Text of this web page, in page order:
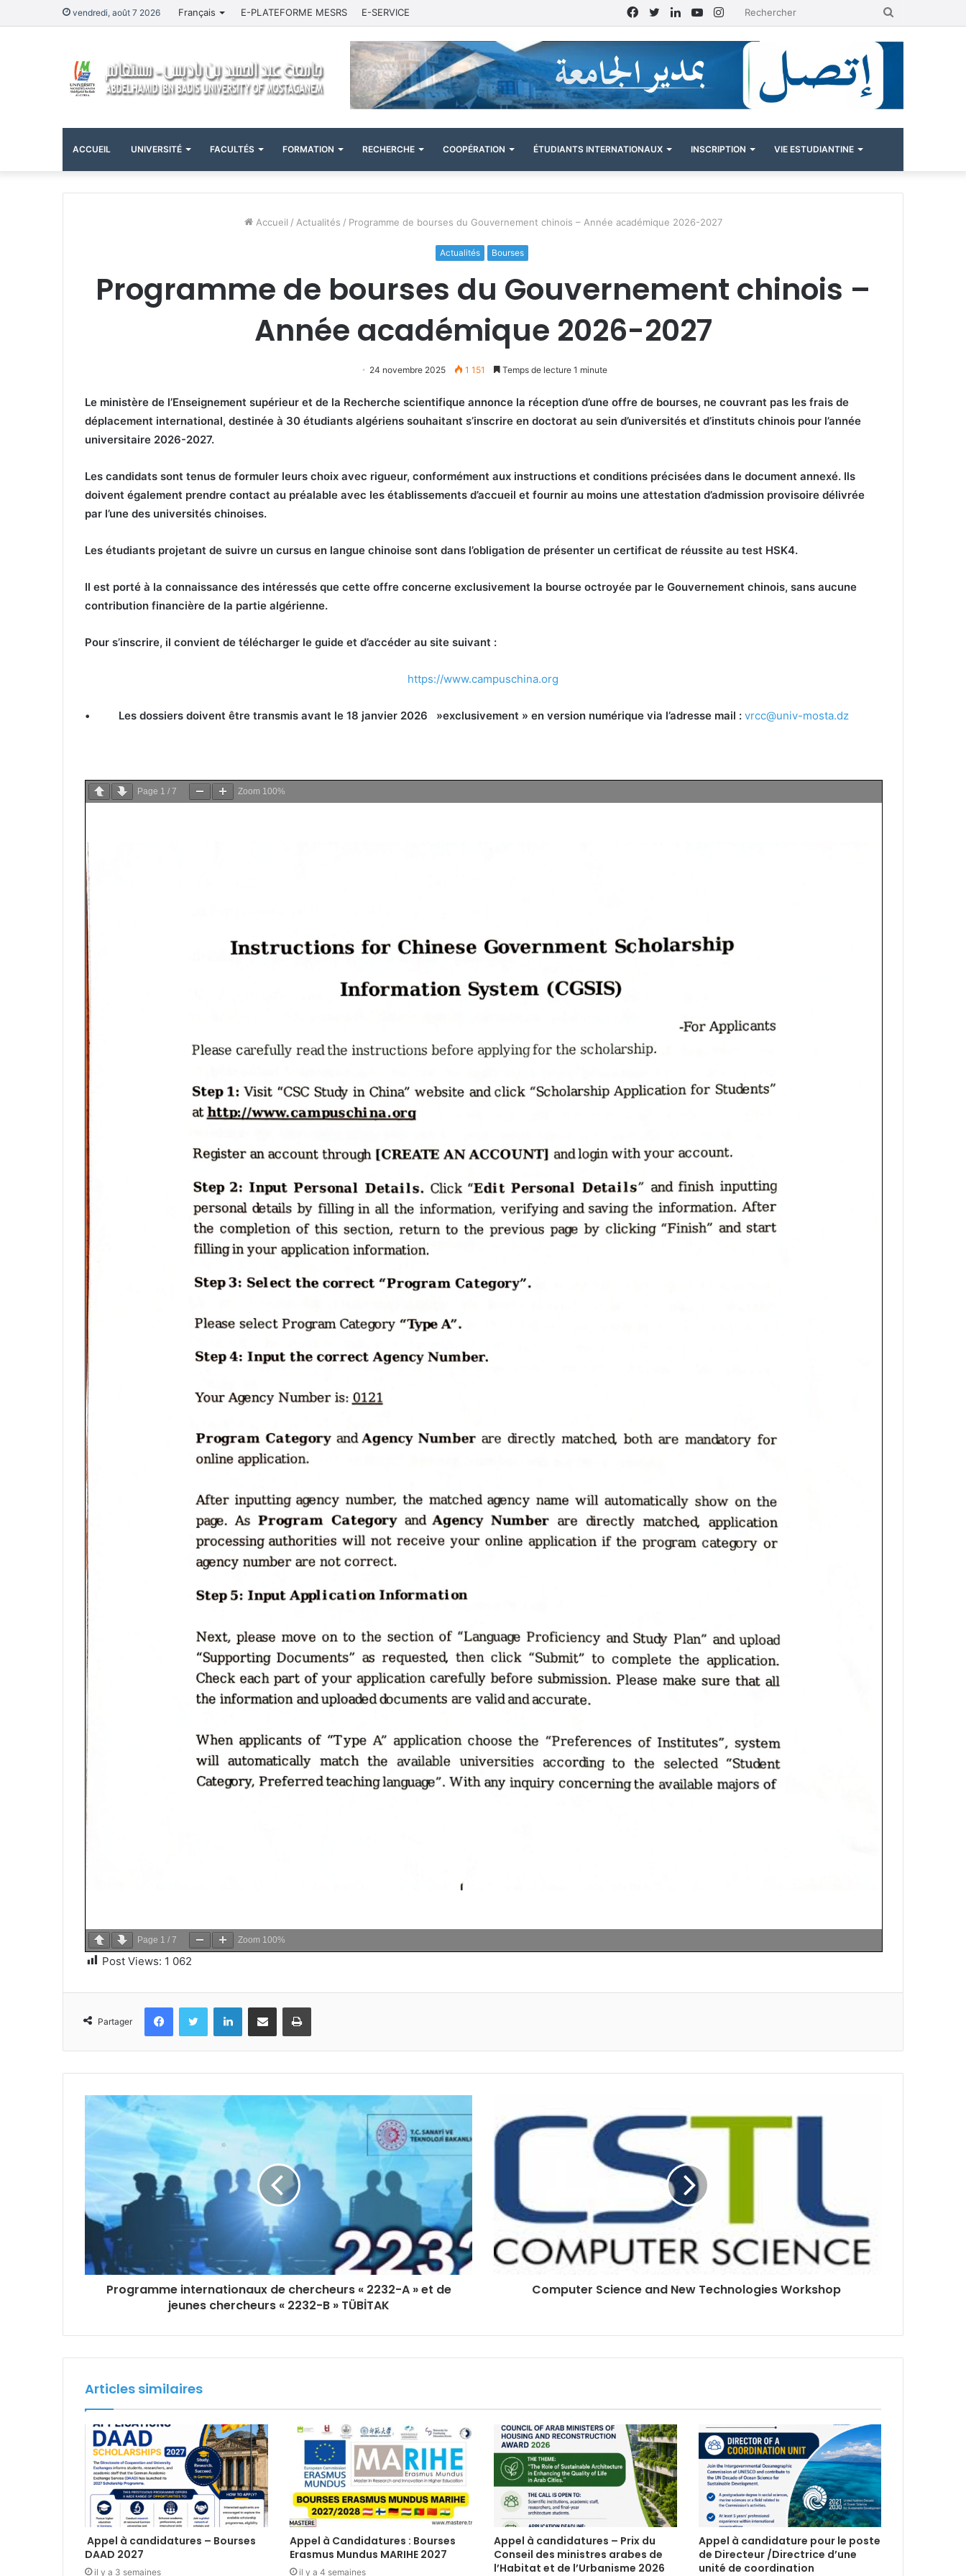
vendredi, août 7 2026 Français E-PLATEFORME MESRS E-SERVICE Instagram
YouTube
Linkedin
Twitter
Facebook
ACCUEIL UNIVERSITÉ FACULTÉS FORMATION RECHERCHE COOPÉRATION ÉTUDIANTS INTERNATIONAUX INSCRIPTION VIE ESTUDIANTINE
Accueil / Actualités / Programme de bourses du Gouvernement chinois – Année académique 2026-2027
Actualités Bourses
Programme de bourses du Gouvernement chinois –
Année académique 2026-2027
24 novembre 2025 1 151 Temps de lecture 1 minute
Le ministère de l’Enseignement supérieur et de la Recherche scientifique annonce la réception d’une offre de bourses, ne couvrant pas les frais de
déplacement international, destinée à 30 étudiants algériens souhaitant s’inscrire en doctorat au sein d’universités et d’instituts chinois pour l’année
universitaire 2026-2027.
Les candidats sont tenus de formuler leurs choix avec rigueur, conformément aux instructions et conditions précisées dans le document annexé. Ils
doivent également prendre contact au préalable avec les établissements d’accueil et fournir au moins une attestation d’admission provisoire délivrée
par l’une des universités chinoises.
Les étudiants projetant de suivre un cursus en langue chinoise sont dans l’obligation de présenter un certificat de réussite au test HSK4.
Il est porté à la connaissance des intéressés que cette offre concerne exclusivement la bourse octroyée par le Gouvernement chinois, sans aucune
contribution financière de la partie algérienne.
Pour s’inscrire, il convient de télécharger le guide et d’accéder au site suivant :
https://www.campuschina.org
• Les dossiers doivent être transmis avant le 18 janvier 2026 »exclusivement » en version numérique via l’adresse mail : vrcc@univ-mosta.dz
Page 1 / 7 Zoom 100%
Page 1 / 7 Zoom 100%
Post Views: 1 062
Partager
FacebookTwitter LinkedinPartager par email Imprimer
Programme internationaux de chercheurs « 2232-A » et de
jeunes chercheurs « 2232-B » TÜBİTAK
Computer Science and New Technologies Workshop
Articles similaires
Appel à candidatures – Bourses
DAAD 2027
il y a 3 semaines
Appel à Candidatures : Bourses
Erasmus Mundus MARIHE 2027
il y a 4 semaines
Appel à candidatures – Prix du
Conseil des ministres arabes de
l’Habitat et de l’Urbanisme 2026
Appel à candidature pour le poste
de Directeur /Directrice d’une
unité de coordination